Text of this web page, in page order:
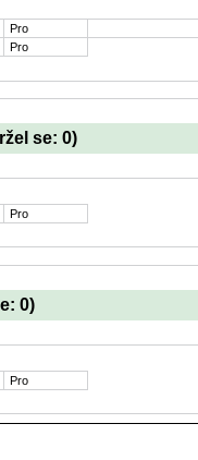
Pro
Pro
se: 0)
Pro
0)
Pro